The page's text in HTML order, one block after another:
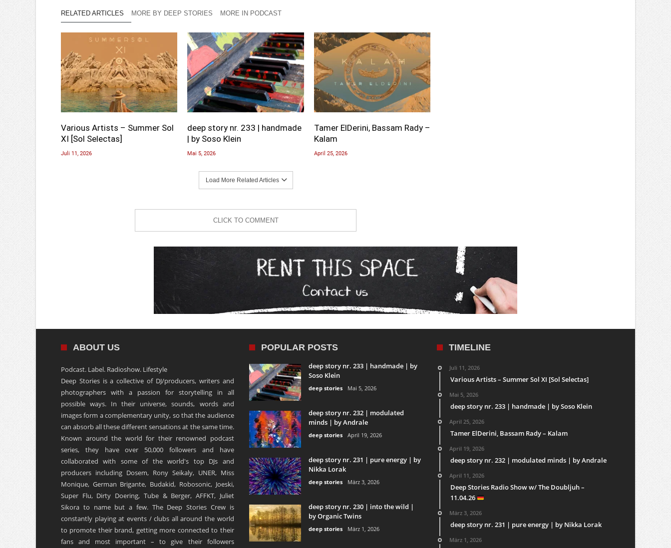
RELATED ARTICLES MORE BY DEEP STORIES MORE IN PODCAST
Various Artists – Summer Sol
XI [Sol Selectas]
Juli 11, 2026
deep story nr. 233 | handmade
| by Soso Klein
Mai 5, 2026
Tamer ElDerini, Bassam Rady –
Kalam
April 25, 2026
Load More Related Articles
CLICK TO COMMENT
ABOUT US
Podcast. Label. Radioshow. Lifestyle
Deep Stories is a collective of DJ/producers, writers and
photographers with a passion for storytelling in all
possible ways. In their universe, sounds, words and
images form a complementary unity, so that the audience
can absorb all these different sensations at the same time.
Known around the world for their renowned podcast
series, they have over 50,000 followers and have
collaborated with some of the world's top DJs and
producers including Dosem, Rony Seikaly, UNER, Miss
Monique, German Brigante, Budakid, Robosonic, Joeski,
Super Flu, Dirty Doering, Tube & Berger, AFFKT, Juliet
Sikora to name but a few. The Deep Stories Crew is
constantly playing at events / clubs all around the world
to promote their brand, getting more connected to their
fans and most important – to give their followers
POPULAR POSTS
deep story nr. 233 | handmade | by
Soso Klein
deep stories Mai 5, 2026
deep story nr. 232 | modulated
minds | by Andrale
deep stories April 19, 2026
deep story nr. 231 | pure energy | by
Nikka Lorak
deep stories März 3, 2026
deep story nr. 230 | into the wild |
by Organic Twins
deep stories März 1, 2026
TIMELINE
Juli 11, 2026
Various Artists – Summer Sol XI [Sol Selectas]
Mai 5, 2026
deep story nr. 233 | handmade | by Soso Klein
April 25, 2026
Tamer ElDerini, Bassam Rady – Kalam
April 19, 2026
deep story nr. 232 | modulated minds | by Andrale
April 11, 2026
Deep Stories Radio Show w/ The Doubljuh –
11.04.26
März 3, 2026
deep story nr. 231 | pure energy | by Nikka Lorak
März 1, 2026